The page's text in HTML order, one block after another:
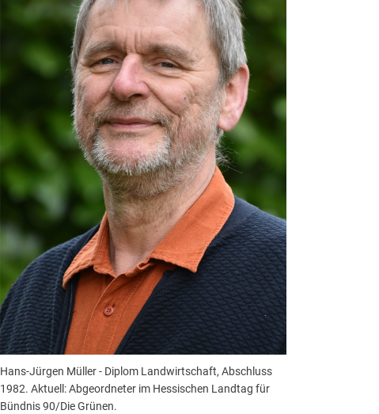
Hans-Jürgen Müller - Diplom Landwirtschaft, Abschluss
1982. Aktuell: Abgeordneter im Hessischen Landtag für
Bündnis 90/Die Grünen.